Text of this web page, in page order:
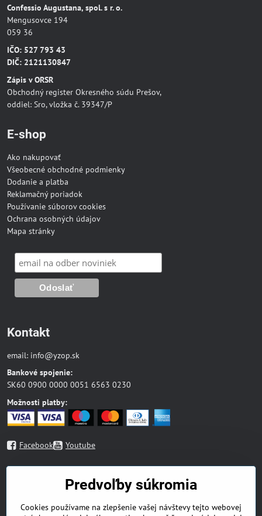
Confessio Augustana, spol. s r. o.
Mengusovce 194
059 36
IČO: 527 793 43
DIČ: 2121130847
Zápis v ORSR
Obchodný register Okresného súdu Prešov,
oddiel: Sro, vložka č. 39347/P
E-shop
Ako nakupovať
Všeobecné obchodné podmienky
Dodanie a platba
Reklamačný poriadok
Používanie súborov cookies
Ochrana osobných údajov
Mapa stránky
Kontakt
email: info@yzop.sk
Bankové spojenie:
SK60 0900 0000 0051 6563 0230
Možnosti platby:
Facebook Youtube
Náboženská literatúra
Predvoľby súkromia
Cookies používame na zlepšenie vašej návštevy tejto webovej